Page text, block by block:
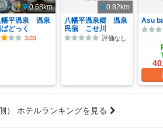
0.68km
幡平温泉 温泉
どっく
3.03
0.82km
八幡平温泉郷 温泉
民宿 こせ川
評価なし
Asu
） ホテルランキングを見る